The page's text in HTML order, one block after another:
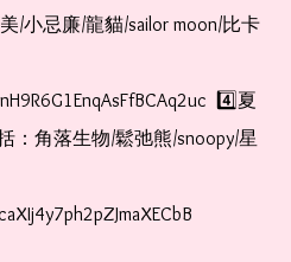
/小忌廉/龍貓/sailor moon/比卡
4️⃣夏
：角落生物/鬆弛熊/snoopy/星